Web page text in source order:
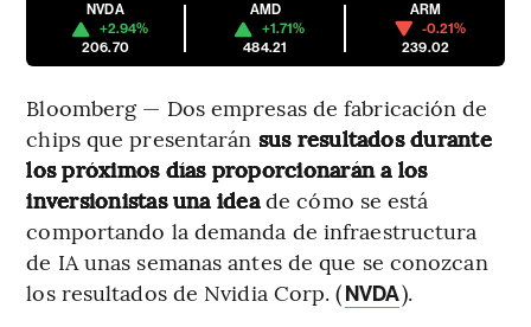
NVDA
+2.94%
206.70
AMD
+1.71%
484.21
ARM
-0.21%
239.02
Bloomberg — Dos empresas de fabricación de
chips que presentarán sus resultados durante
los próximos días proporcionarán a los
inversionistas una ideade cómo se está
comportando la demanda de infraestructura
de IA unas semanas antes de que se conozcan
los resultados de Nvidia Corp. (NVDA).